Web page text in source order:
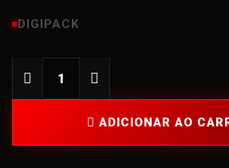
DIGIPACK
ADICIONAR AO